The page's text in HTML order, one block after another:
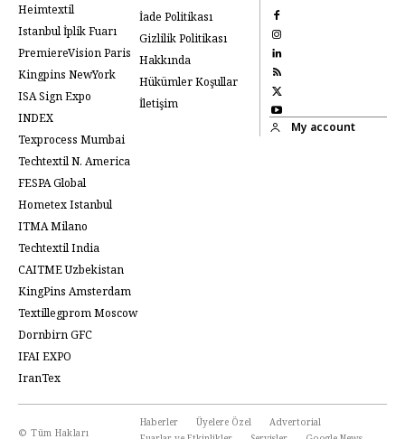
Heimtextil
Istanbul İplik Fuarı
PremiereVision Paris
Kingpins NewYork
ISA Sign Expo
INDEX
Texprocess Mumbai
Techtextil N. America
FESPA Global
Hometex Istanbul
ITMA Milano
Techtextil India
CAITME Uzbekistan
KingPins Amsterdam
Textillegprom Moscow
Dornbirn GFC
IFAI EXPO
IranTex
İade Politikası
Gizlilik Politikası
Hakkında
Hükümler Koşullar
İletişim
My account
© Tüm Hakları
Haberler Üyelere Özel
Advertorial